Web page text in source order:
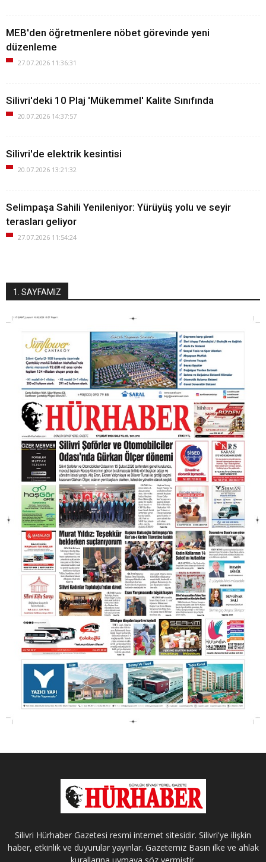
MEB'den öğretmenlere nöbet görevinde yeni
düzenleme
27.07.2026 11:36:31
Silivri'deki 10 Plaj 'Mükemmel' Kalite Sınıfında
20.07.2026 14:37:57
Silivri'de elektrik kesintisi
20.07.2026 13:21:32
Selimpaşa Sahili Yenileniyor: Yürüyüş yolu ve seyir
terasları geliyor
27.07.2026 11:54:24
1. SAYFAMIZ
Silivri Hürhaber Gazetesi resmi internet sitesidir. Silivri'ye ilişkin
haber, etkinlik ve duyurular yayınlar. Gazetemiz Basın ilke ve ahlak